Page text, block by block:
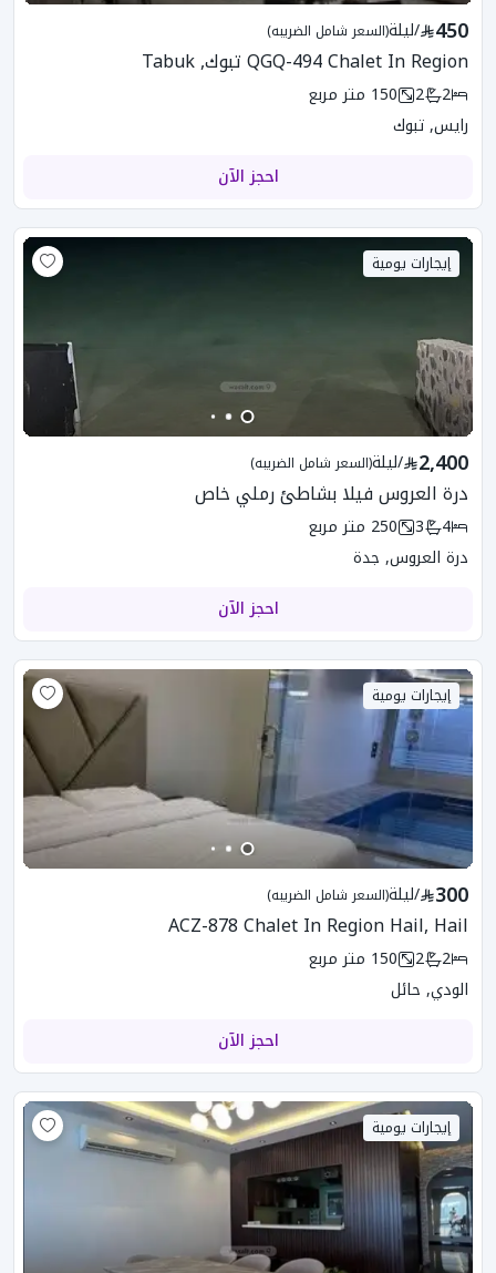
450
/ليلة(السعر شامل الضريبه)
QGQ-494 Chalet In Region تبوك, Tabuk
2
2
150 متر مربع
رايس, تبوك
احجز الآن
إيجارات يومية
2,400
/ليلة(السعر شامل الضريبه)
درة العروس فيلا بشاطئ رملي خاص
4
3
250 متر مربع
درة العروس, جدة
احجز الآن
إيجارات يومية
300
/ليلة(السعر شامل الضريبه)
ACZ-878 Chalet In Region Hail, Hail
2
2
150 متر مربع
الودي, حائل
احجز الآن
إيجارات يومية